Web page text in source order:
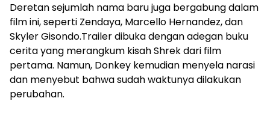
Deretan sejumlah nama baru juga bergabung dalam
film ini, seperti Zendaya, Marcello Hernandez, dan
Skyler Gisondo.Trailer dibuka dengan adegan buku
cerita yang merangkum kisah Shrek dari film
pertama. Namun, Donkey kemudian menyela narasi
dan menyebut bahwa sudah waktunya dilakukan
perubahan.